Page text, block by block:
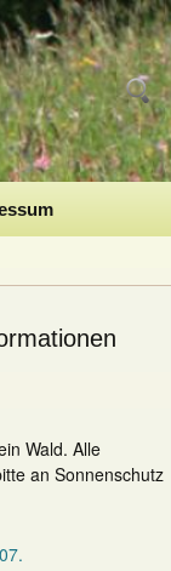
nach:
Wald. Alle
an Sonnenschutz